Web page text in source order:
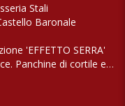
Stali
Baronale
'EFFETTO SERRA'
Biblioteca comunale di Caprarica di Lecce. Panchine di cortile e di campagna